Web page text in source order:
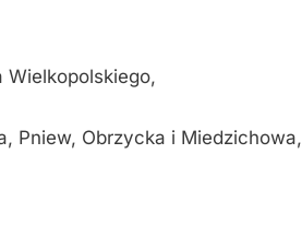
Wielkopolskiego,
Pniew, Obrzycka i Miedzichowa,